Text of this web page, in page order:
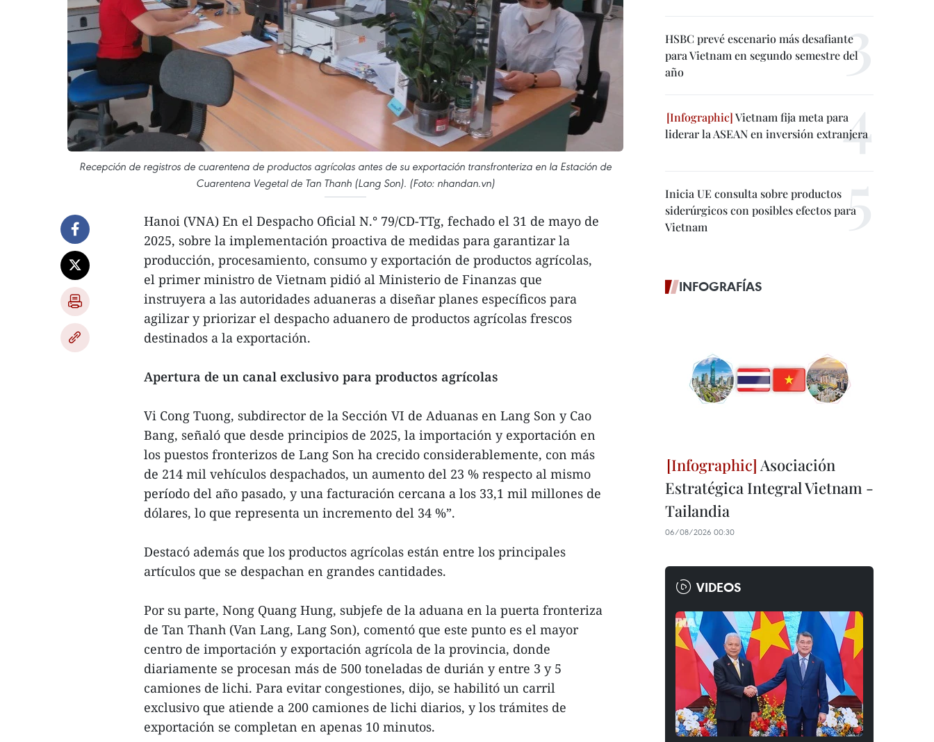
Recepción de registros de cuarentena de productos agrícolas antes de su exportación transfronteriza en la Estación de
Cuarentena Vegetal de Tan Thanh (Lang Son). (Foto: nhandan.vn)
Hanoi (VNA) En el Despacho Oficial N.° 79/CD-TTg, fechado el 31 de mayo de
2025, sobre la implementación proactiva de medidas para garantizar la
producción, procesamiento, consumo y exportación de productos agrícolas,
el primer ministro de Vietnam pidió al Ministerio de Finanzas que
instruyera a las autoridades aduaneras a diseñar planes específicos para
agilizar y priorizar el despacho aduanero de productos agrícolas frescos
destinados a la exportación.
Apertura de un canal exclusivo para productos agrícolas
Vi Cong Tuong, subdirector de la Sección VI de Aduanas en Lang Son y Cao
Bang, señaló que desde principios de 2025, la importación y exportación en
los puestos fronterizos de Lang Son ha crecido considerablemente, con más
de 214 mil vehículos despachados, un aumento del 23 % respecto al mismo
período del año pasado, y una facturación cercana a los 33,1 mil millones de
dólares, lo que representa un incremento del 34 %”.
Destacó además que los productos agrícolas están entre los principales
artículos que se despachan en grandes cantidades.
Por su parte, Nong Quang Hung, subjefe de la aduana en la puerta fronteriza
de Tan Thanh (Van Lang, Lang Son), comentó que este punto es el mayor
centro de importación y exportación agrícola de la provincia, donde
diariamente se procesan más de 500 toneladas de durián y entre 3 y 5
camiones de lichi. Para evitar congestiones, dijo, se habilitó un carril
exclusivo que atiende a 200 camiones de lichi diarios, y los trámites de
exportación se completan en apenas 10 minutos.
HSBC prevé escenario más desafiante
para Vietnam en segundo semestre del
año
Vietnam fija meta para
liderar la ASEAN en inversión extranjera
Inicia UE consulta sobre productos
siderúrgicos con posibles efectos para
Vietnam
INFOGRAFÍAS
Asociación
Estratégica Integral Vietnam -
Tailandia
06/08/2026 00:30
VIDEOS